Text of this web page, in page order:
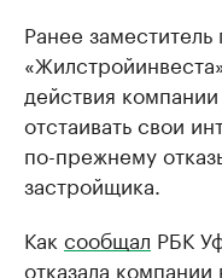
Ранее
действия
отстаивать свои
по-прежнему
застройщика.
Как сообщал РБК
отказала